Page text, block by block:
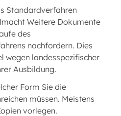
Standardverfahren
Weitere Dokumente
des
nachfordern. Dies
wegen landesspezifischer
Ausbildung.
Form Sie die
müssen. Meistens
vorlegen.